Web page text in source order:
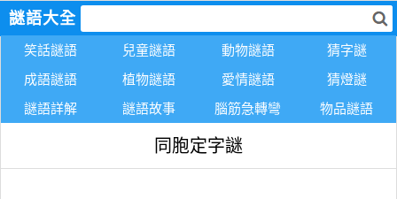
謎語大全
笑話謎語 兒童謎語 動物謎語
猜字謎
成語謎語
植物謎語 愛情謎語
猜燈謎
謎語詳解
謎語故事 腦筋急轉彎 物品謎語
同胞定字謎